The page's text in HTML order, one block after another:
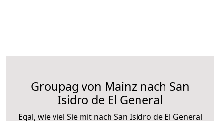
Groupag von Mainz nach San
Isidro de El General
Egal, wie viel Sie mit nach San Isidro de El General